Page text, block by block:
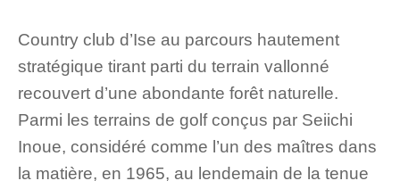
Country club d’Ise au parcours hautement
stratégique tirant parti du terrain vallonné
recouvert d’une abondante forêt naturelle.
Parmi les terrains de golf conçus par Seiichi
Inoue, considéré comme l’un des maîtres dans
la matière, en 1965, au lendemain de la tenue